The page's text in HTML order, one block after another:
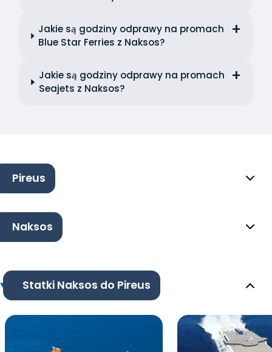
Jakie są godziny odprawy na promach
Blue Star Ferries z Naksos?
Jakie są godziny odprawy na promach
Seajets z Naksos?
Pireus
Naksos
Statki Naksos do Pireus